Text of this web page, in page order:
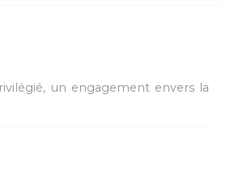
un engagement envers la